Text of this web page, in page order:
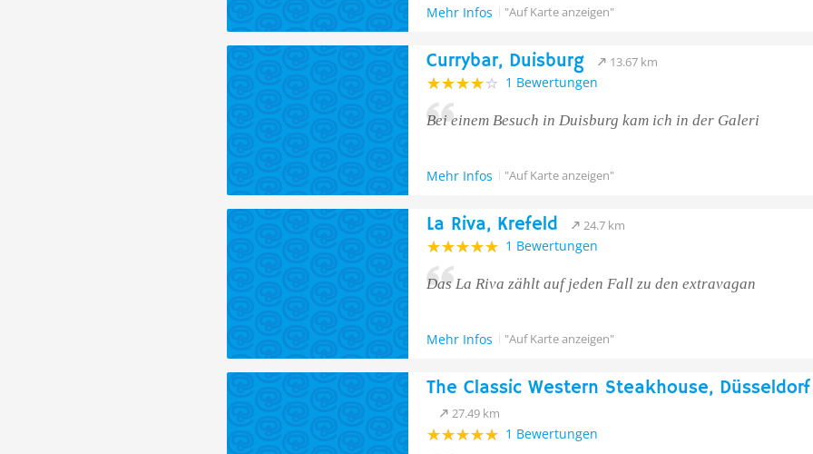
Mehr Infos "Auf Karte anzeigen"
Currybar, Duisburg 13.67 km
1 Bewertungen
Bei einem Besuch in Duisburg kam ich in der Galeri
Mehr Infos "Auf Karte anzeigen"
La Riva, Krefeld 24.7 km
1 Bewertungen
Das La Riva zählt auf jeden Fall zu den extravagan
Mehr Infos "Auf Karte anzeigen"
The Classic Western Steakhouse, Düsseldorf
27.49 km
1 Bewertungen